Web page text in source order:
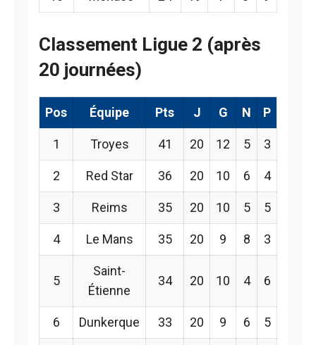
Classement Ligue 2 (après
20 journées)
Pos Équipe Pts J G N P
1 Troyes 41 20 12 5 3
2 Red Star 36 20 10 6 4
3 Reims 35 20 10 5 5
4 Le Mans 35 20 9 8 3
5
Saint-
Étienne
34 20 10 4 6
6 Dunkerque 33 20 9 6 5